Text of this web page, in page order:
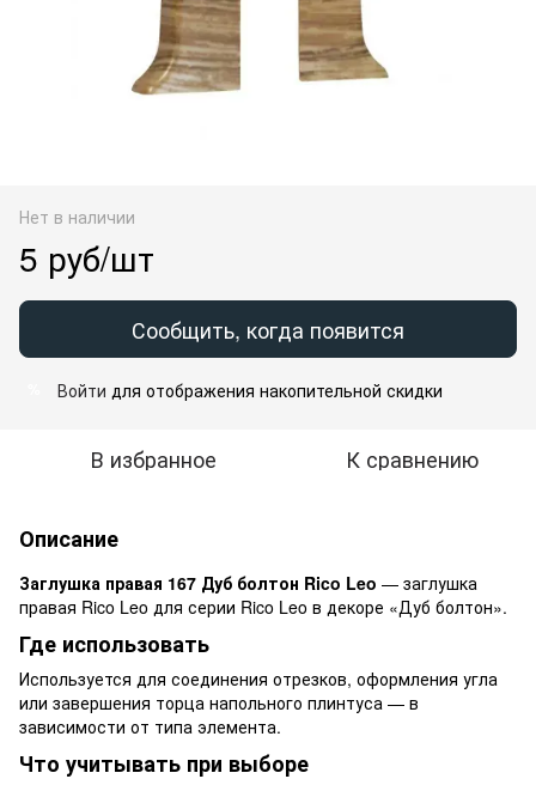
Нет в наличии
5 руб/шт
Сообщить, когда появится
Войти для отображения накопительной скидки
В избранное К сравнению
Описание
Заглушка правая 167 Дуб болтон Rico Leo — заглушка
правая Rico Leo для серии Rico Leo в декоре «Дуб болтон».
Где использовать
Используется для соединения отрезков, оформления угла
или завершения торца напольного плинтуса — в
зависимости от типа элемента.
Что учитывать при выборе